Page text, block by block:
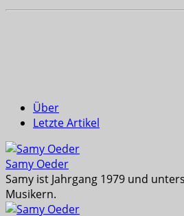
Über
Letzte Artikel
Samy Oeder
Samy ist Jahrgang 1979 und
Musikern.